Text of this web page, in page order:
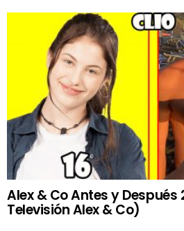
Alex & Co Antes y Después
Televisión Alex & Co)